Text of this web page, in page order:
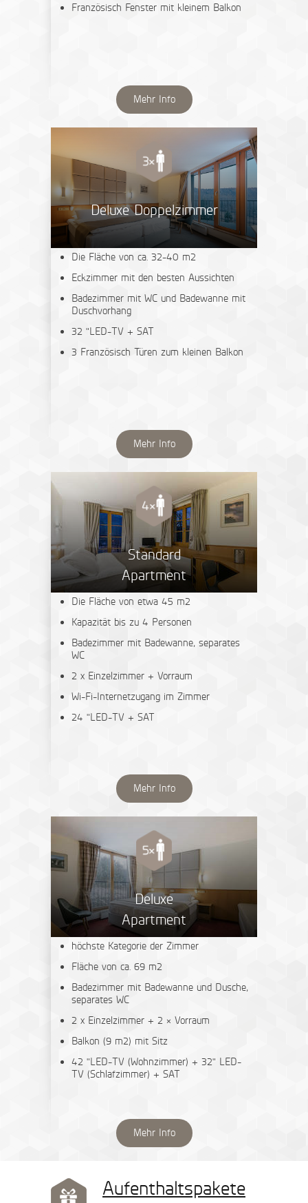
Französisch Fenster mit kleinem Balkon
Mehr Info
Deluxe Doppelzimmer
Die Fläche von ca. 32-40 m2
Eckzimmer mit den besten Aussichten
Badezimmer mit WC und Badewanne mit
Duschvorhang
32 "LED-TV + SAT
3 Französisch Türen zum kleinen Balkon
Mehr Info
Standard
Apartment
Die Fläche von etwa 45 m2
Kapazität bis zu 4 Personen
Badezimmer mit Badewanne, separates
WC
2 x Einzelzimmer + Vorraum
Wi-Fi-Internetzugang im Zimmer
24 "LED-TV + SAT
Mehr Info
Deluxe
Apartment
höchste Kategorie der Zimmer
Fläche von ca. 69 m2
Badezimmer mit Badewanne und Dusche,
separates WC
2 x Einzelzimmer + 2 × Vorraum
Balkon (9 m2) mit Sitz
42 "LED-TV (Wohnzimmer) + 32" LED-
TV (Schlafzimmer) + SAT
Mehr Info
Aufenthaltspakete